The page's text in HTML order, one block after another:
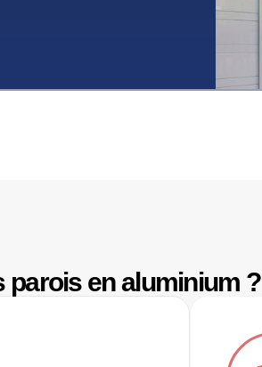
parois en aluminium ?